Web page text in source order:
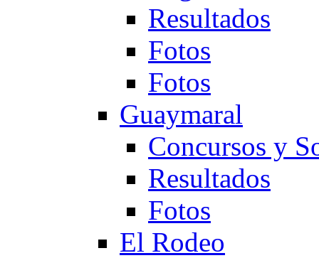
Resultados
Fotos
Fotos
Guaymaral
Concursos y
Resultados
Fotos
El Rodeo